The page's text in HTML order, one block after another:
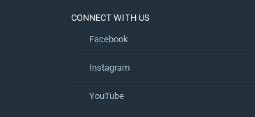
CONNECT WITH US
Facebook
Instagram
YouTube